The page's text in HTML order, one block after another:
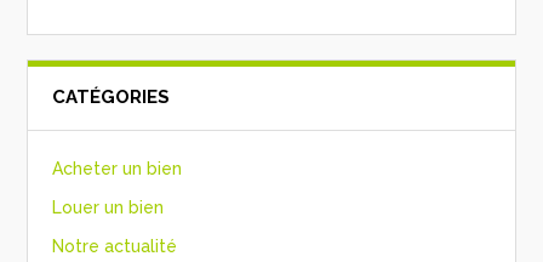
CATÉGORIES
Acheter un bien
Louer un bien
Notre actualité